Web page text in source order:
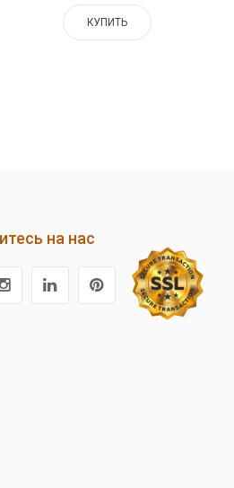
КУПИТЬ
на нас